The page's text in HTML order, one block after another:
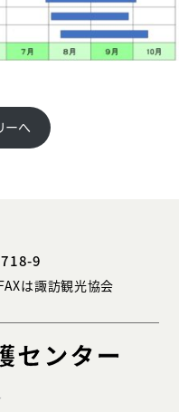
ーへ
9
は諏訪観光協会